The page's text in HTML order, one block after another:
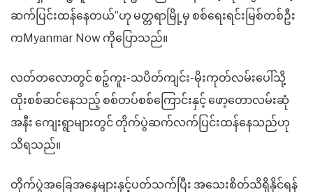
ဆက်ပြင်းထန်နေတယ်”ဟု မတ္တရာမြို့မှ စစ်ရေးရင်းမြစ်တစ်ဦး
ကMyanmar Now ကိုပြောသည်။
လတ်တလောတွင် စဉ့်ကူး-သပိတ်ကျင်း-မိုးကုတ်လမ်းပေါ်သို့
ထိုးစစ်ဆင်နေသည့် စစ်တပ်စစ်ကြောင်းနှင့် ဖော့တောလမ်းဆုံ
အနီး ကျေးရွာများတွင် တိုက်ပွဲဆက်လက်ပြင်းထန်နေသည်ဟု
သိရသည်။
တိုက်ပွဲအခြေအနေများနှင့်ပတ်သက်ပြီး အသေးစိတ်သိရှိနိုင်ရန်